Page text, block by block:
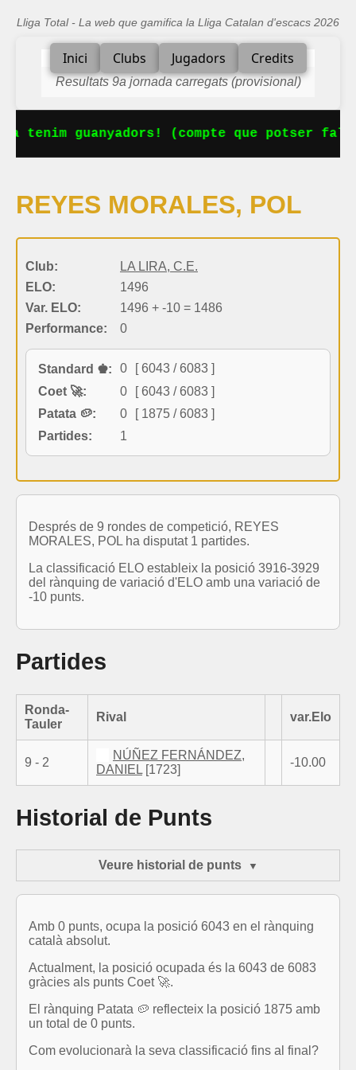
Lliga Total - La web que gamifica la Lliga Catalan d'escacs 2026
Inici Clubs Jugadors Credits
Resultats 9a jornada carregats (provisional)
tenim guanyadors! (compte que potser
REYES MORALES, POL
Club:
LA LIRA, C.E.
ELO:
1496
Var. ELO:
1496 + -10 = 1486
Performance:
0
Standard ♚: 0
[ 6043 / 6083 ]
Coet 🚀:
0
[ 6043 / 6083 ]
Patata 🥔:
0
[ 1875 / 6083 ]
Partides:
1
Després de 9 rondes de competició, REYES
MORALES, POL ha disputat 1 partides.
La classificació ELO estableix la posició 3916-3929
del rànquing de variació d'ELO amb una variació de
-10 punts.
Partides
Ronda-
Tauler
Rival var.Elo
9 - 2
NÚÑEZ FERNÁNDEZ,
DANIEL [1723]
-10.00
Historial de Punts
Veure historial de punts
Amb 0 punts, ocupa la posició 6043 en el rànquing
català absolut.
Actualment, la posició ocupada és la 6043 de 6083
gràcies als punts Coet 🚀.
El rànquing Patata 🥔 reflecteix la posició 1875 amb
un total de 0 punts.
Com evolucionarà la seva classificació fins al final?